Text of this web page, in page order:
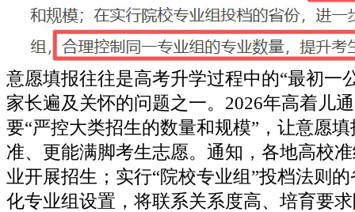
意愿填报往往是高考升学过程中的“最初一
家长遍及关怀的问题之一。2026年高着儿
要“严控大类招生的数量和规模”，让意愿
准、更能满脚考生志愿。通知，各地高校
业开展招生；实行“院校专业组”投档法则
化专业组设置，将联系关系度高、培育要